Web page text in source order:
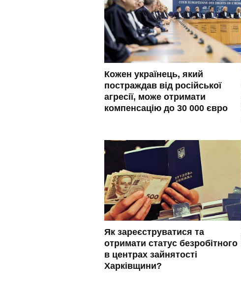
Кожен українець, який
постраждав від російської
агресії, може отримати
компенсацію до 30 000 євро
Як зареєструватися та
отримати статус безробітного
в центрах зайнятості
Харківщини?